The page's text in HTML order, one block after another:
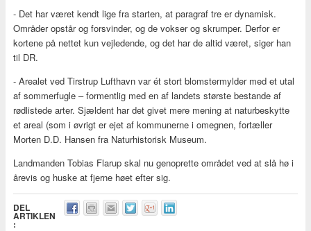
- Det har været kendt lige fra starten, at paragraf tre er dynamisk.
Områder opstår og forsvinder, og de vokser og skrumper. Derfor er
kortene på nettet kun vejledende, og det har de altid været, siger han
til DR.
- Arealet ved Tirstrup Lufthavn var ét stort blomstermylder med et utal
af sommerfugle – formentlig med en af landets største bestande af
rødlistede arter. Sjældent har det givet mere mening at naturbeskytte
et areal (som i øvrigt er ejet af kommunerne i omegnen, fortæller
Morten D.D. Hansen fra Naturhistorisk Museum.
Landmanden Tobias Flarup skal nu genoprette området ved at slå hø i
årevis og huske at fjerne høet efter sig.
DEL
ARTIKLEN
: